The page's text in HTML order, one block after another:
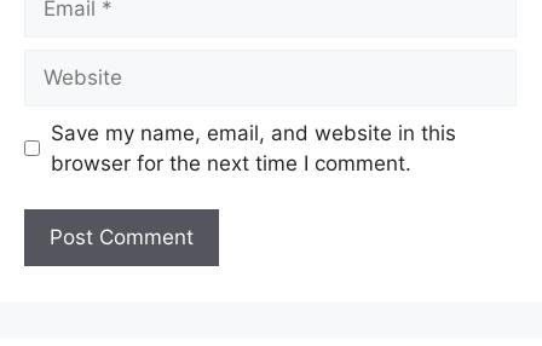
Save my name, email, and website in this
browser for the next time I comment.